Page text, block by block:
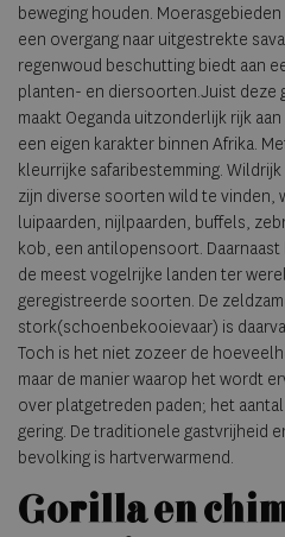
beweging houden.
een overgang naar uitgestrekte
regenwoud beschutting biedt aan
planten- en diersoorten.Juist deze
maakt Oeganda uitzonderlijk rijk
een eigen karakter binnen Afrika.
kleurrijke safaribestemming.
zijn diverse soorten wild te vinden,
luipaarden, nijlpaarden, buffels,
kob, een antilopensoort.
de meest vogelrijke landen ter
geregistreerde soorten. De
stork(schoenbekooievaar) is
Toch is het niet zozeer de
maar de manier waarop het wordt
over platgetreden paden; het
gering. De traditionele gastvrijheid
bevolking is hartverwarmend.
Gorilla en